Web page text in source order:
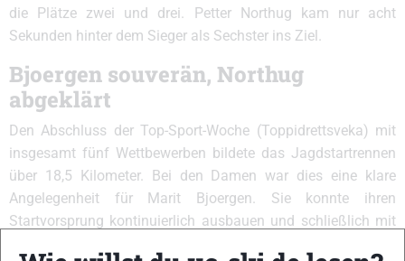
die Plätze zwei und drei. Petter Northug kam nur acht
Sekunden hinter dem Sieger als Sechster ins Ziel.
Bjoergen souverän, Northug
abgeklärt
Den Abschluss der Top-Sport-Woche (Toppidrettsveka) mit
insgesamt fünf Wettbewerben bildete das Jagdstartrennen
über 18,5 Kilometer. Bei den Damen war dies eine klare
Angelegenheit für Marit Bjoergen. Sie konnte ihren
Startvorsprung kontinuierlich ausbauen und schließlich mit